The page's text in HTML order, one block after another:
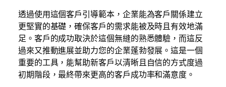
透過使用這個客戶引導範本，企業能為客戶關係建立
更堅實的基礎，確保客戶的需求能被及時且有效地滿
足。客戶的成功取決於這個無縫的熟悉體驗，而這反
過來又推動進展並助力您的企業蓬勃發展。這是一個
重要的工具，能幫助新客戶以清晰且自信的方式度過
初期階段，最終帶來更高的客戶成功率和滿意度。